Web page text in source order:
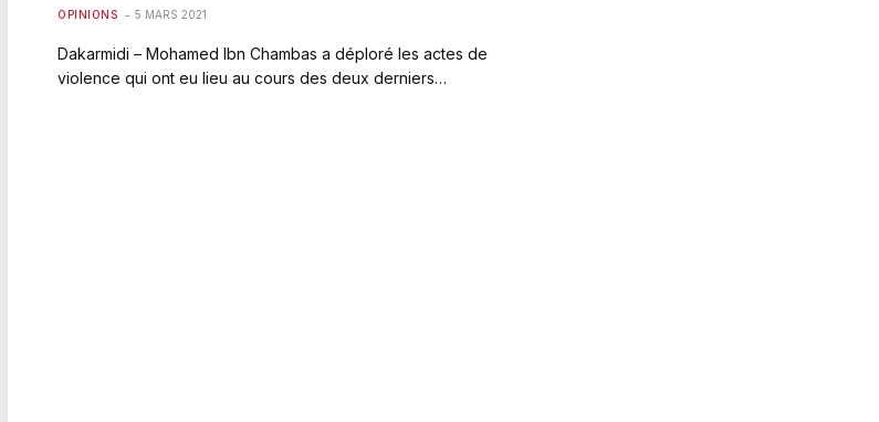
OPINIONS 5 MARS 2021
Dakarmidi – Mohamed Ibn Chambas a déploré les actes de
violence qui ont eu lieu au cours des deux derniers…